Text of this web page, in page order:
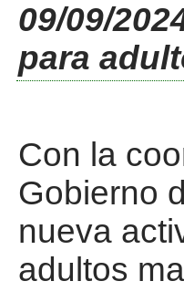
09/09/
para
Con la
Gobierno
nueva
adultos